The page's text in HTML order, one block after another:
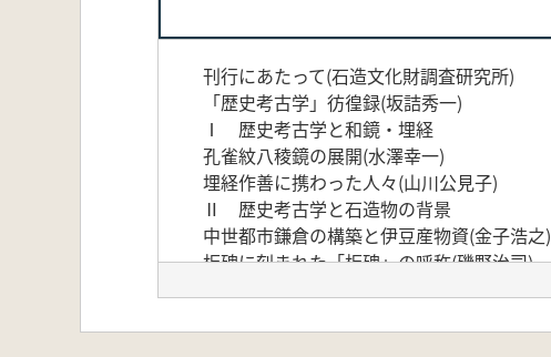
刊行にあたって(石造文化財調査研究所)
「歴史考古学」彷徨録(坂詰秀一)
Ⅰ 歴史考古学と和鏡・埋経
孔雀紋八稜鏡の展開(水澤幸一)
埋経作善に携わった人々(山川公見子)
Ⅱ 歴史考古学と石造物の背景
中世都市鎌倉の構築と伊豆産物資(金子浩之)
板碑に刻まれた「板碑」の呼称(磯野治司)
Ⅲ 歴史考古学と宗教史